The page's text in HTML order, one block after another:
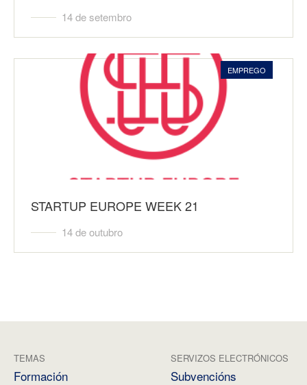
14 de setembro
EMPREGO
STARTUP EUROPE WEEK 21
14 de outubro
TEMAS
Formación
SERVIZOS ELECTRÓNICOS
Subvencións